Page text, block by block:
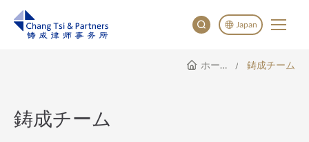
Japan
English
ホームページ 鋳成チーム
鋳成チーム